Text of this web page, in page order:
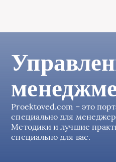
Proektoved.com – это
специально для
Методики и лучшие
специально для вас.